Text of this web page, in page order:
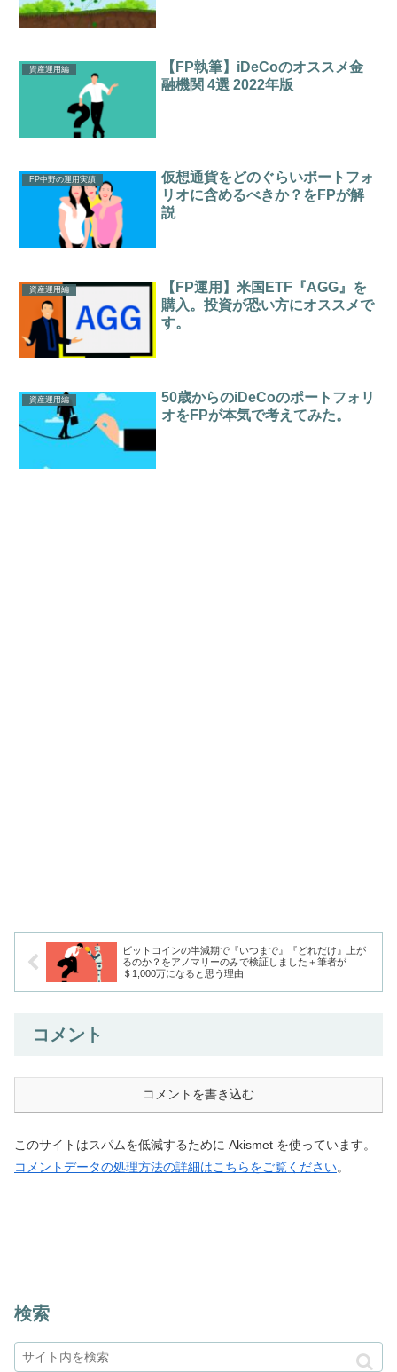
資産運用編
【FP執筆】iDeCoのオススメ金
融機関 4選 2022年版
FP中野の運用実績
仮想通貨をどのぐらいポートフォ
リオに含めるべきか？をFPが解
説
資産運用編
【FP運用】米国ETF『AGG』を
購入。投資が恐い方にオススメで
す。
資産運用編
50歳からのiDeCoのポートフォリ
オをFPが本気で考えてみた。
ビットコインの半減期で『いつまで』『どれだけ』上が
るのか？をアノマリーのみで検証しました＋筆者が
＄1,000万になると思う理由
コメント
コメントを書き込む
このサイトはスパムを低減するために Akismet を使っています。
コメントデータの処理方法の詳細はこちらをご覧ください。
検索